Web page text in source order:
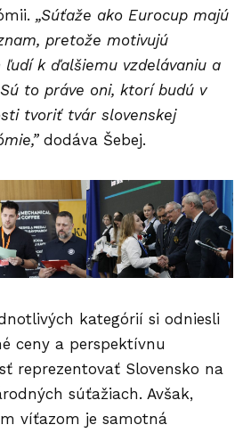
„Súťaže ako Eurocup majú
pretože motivujú
ľudí k ďalšiemu vzdelávaniu a
to práve oni, ktorí budú v
tvoriť tvár slovenskej
dodáva Šebej.
kategórií si odniesli
ceny a perspektívnu
reprezentovať Slovensko na
súťažiach. Avšak,
víťazom je samotná